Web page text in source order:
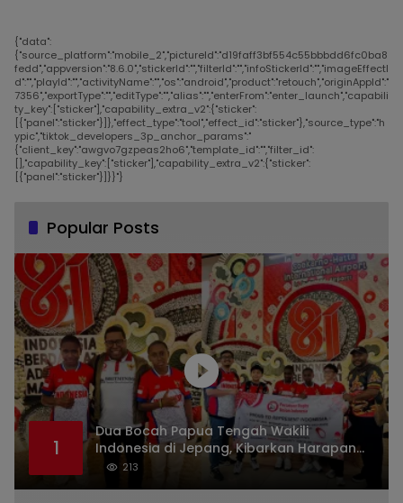
{"data":
{"source_platform":"mobile_2","pictureId":"d19faff3bf554c55bbbdd6fc0ba8
fedd","appversion":"8.6.0","stickerId":"","filterId":"","infoStickerId":"","imageEffectI
d":"","playId":"","activityName":"","os":"android","product":"retouch","originAppId":"
7356","exportType":"","editType":"","alias":"","enterFrom":"enter_launch","capabili
ty_key":["sticker"],"capability_extra_v2":{"sticker":
[{"panel":"sticker"}]},"effect_type":"tool","effect_id":"sticker"},"source_type":"h
ypic","tiktok_developers_3p_anchor_params":"
{"client_key":"awgvo7gzpeas2ho6","template_id":"","filter_id":
[],"capability_key":["sticker"],"capability_extra_v2":{"sticker":
[{"panel":"sticker"}]}}"}
Popular Posts
1
Dua Bocah Papua Tengah Wakili
Indonesia di Jepang, Kibarkan Harapan
dari Mimika ke Panggung Dunia
213